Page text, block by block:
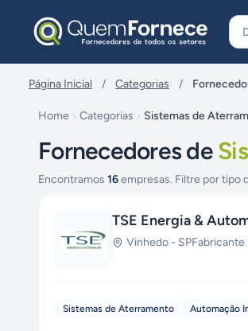
Página Inicial / Categorias /
Home Categorias Sistemas de
Fornecedores de
Encontramos 16empresas. Filtre por tipo
TSE Energia &
Vinhedo - SPFabricante·
Sistemas de Aterramento Automação